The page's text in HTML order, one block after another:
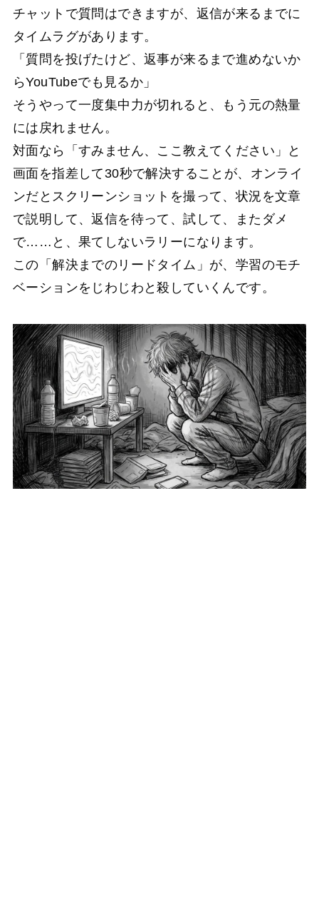
チャットで質問はできますが、返信が来るまでに
タイムラグがあります。
「質問を投げたけど、返事が来るまで進めないか
らYouTubeでも見るか」
そうやって一度集中力が切れると、もう元の熱量
には戻れません。
対面なら「すみません、ここ教えてください」と
画面を指差して30秒で解決することが、オンライ
ンだとスクリーンショットを撮って、状況を文章
で説明して、返信を待って、試して、またダメ
で……と、果てしないラリーになります。
この「解決までのリードタイム」が、学習のモチ
ベーションをじわじわと殺していくんです。